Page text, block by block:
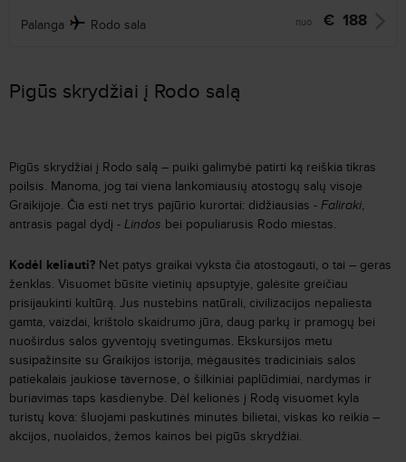
Palanga Rodo sala nuo € 188
Pigūs skrydžiai į Rodo salą
Pigūs skrydžiai į Rodo salą – puiki galimybė patirti ką reiškia tikras
poilsis. Manoma, jog tai viena lankomiausių atostogų salų visoje
Graikijoje. Čia esti net trys pajūrio kurortai: didžiausias - Faliraki,
antrasis pagal dydį - Lindos bei populiarusis Rodo miestas.
Kodėl keliauti? Net patys graikai vyksta čia atostogauti, o tai – geras
ženklas. Visuomet būsite vietinių apsuptyje, galėsite greičiau
prisijaukinti kultūrą. Jus nustebins natūrali, civilizacijos nepaliesta
gamta, vaizdai, krištolo skaidrumo jūra, daug parkų ir pramogų bei
nuoširdus salos gyventojų svetingumas. Ekskursijos metu
susipažinsite su Graikijos istorija, mėgausitės tradiciniais salos
patiekalais jaukiose tavernose, o šilkiniai paplūdimiai, nardymas ir
buriavimas taps kasdienybe. Dėl kelionės į Rodą visuomet kyla
turistų kova: šluojami paskutinės minutės bilietai, viskas ko reikia –
akcijos, nuolaidos, žemos kainos bei pigūs skrydžiai.